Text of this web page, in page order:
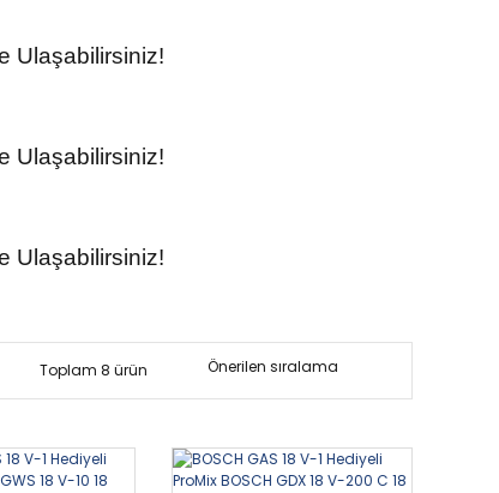
Ulaşabilirsiniz!
Ulaşabilirsiniz!
Ulaşabilirsiniz!
Toplam 8 ürün